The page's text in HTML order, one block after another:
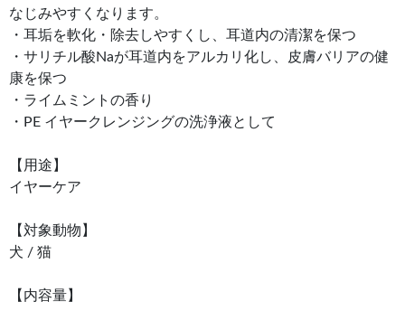
なじみやすくなります。
・耳垢を軟化・除去しやすくし、耳道内の清潔を保つ
・サリチル酸Naが耳道内をアルカリ化し、皮膚バリアの健
康を保つ
・ライムミントの香り
・PE イヤークレンジングの洗浄液として
【用途】
イヤーケア
【対象動物】
犬 / 猫
【内容量】